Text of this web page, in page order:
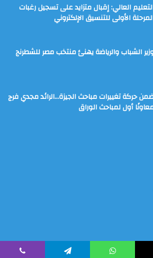
العالي: إقبال متزايد على تسجيل رغبات
الأولى للتنسيق الإلكتروني
الشباب والرياضة يهنئ منتخب مصر للشطرنج
حركة تغييرات مباحث الجيزة…الرائد مجدي فرج
أول لمباحث الوراق